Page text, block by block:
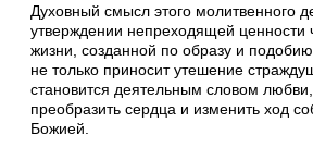
Духовный смысл этого молитвенного
утверждении непреходящей ценности
жизни, созданной по образу и
не только приносит утешение
становится деятельным словом
преобразить сердца и изменить ход
Божией.